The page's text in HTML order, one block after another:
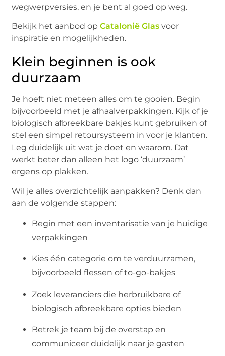
wegwerpversies, en je bent al goed op weg.
Bekijk het aanbod opCatalonië Glas voor
inspiratie en mogelijkheden.
Klein beginnen is ook
duurzaam
Je hoeft niet meteen alles om te gooien. Begin
bijvoorbeeld met je afhaalverpakkingen. Kijk of je
biologisch afbreekbare bakjes kunt gebruiken of
stel een simpel retoursysteem in voor je klanten.
Leg duidelijk uit wat je doet en waarom. Dat
werkt beter dan alleen het logo ‘duurzaam’
ergens op plakken.
Wil je alles overzichtelijk aanpakken? Denk dan
aan de volgende stappen:
Begin met een inventarisatie van je huidige
verpakkingen
Kies één categorie om te verduurzamen,
bijvoorbeeld flessen of to-go-bakjes
Zoek leveranciers die herbruikbare of
biologisch afbreekbare opties bieden
Betrek je team bij de overstap en
communiceer duidelijk naar je gasten